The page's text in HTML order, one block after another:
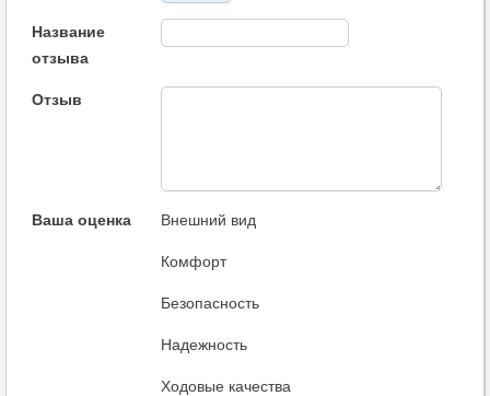
Название
отзыва
Отзыв
Ваша оценка Внешний вид
Комфорт
Безопасность
Надежность
Ходовые качества